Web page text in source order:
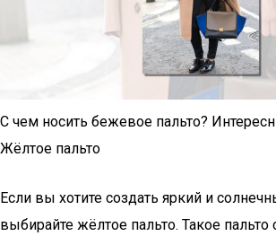
С чем носить бежевое пальто?
Жёлтое пальто
Если вы хотите создать яркий и
выбирайте жёлтое пальто. Такое пальто